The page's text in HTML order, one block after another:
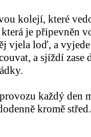
kolejí, které
je připevněn
vjela loď, a
a sjíždí zase
každý den
kromě střed.